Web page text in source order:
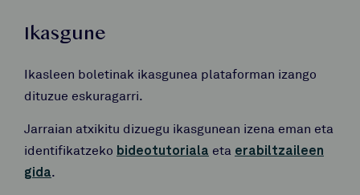
Ikasgune
Ikasleen boletinak ikasgunea plataforman izango
dituzue eskuragarri.
Jarraian atxikitu dizuegu ikasgunean izena eman eta
identifikatzeko bideotutoriala eta erabiltzaileen
gida.